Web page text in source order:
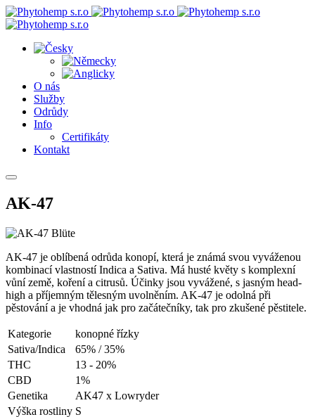
O nás
Služby
Odrůdy
Info
Certifikáty
Kontakt
AK-47
AK-47 je oblíbená odrůda konopí, která je známá svou vyváženou
kombinací vlastností Indica a Sativa. Má husté květy s komplexní
vůní země, koření a citrusů. Účinky jsou vyvážené, s jasným head-
high a příjemným tělesným uvolněním. AK-47 je odolná při
pěstování a je vhodná jak pro začátečníky, tak pro zkušené pěstitele.
Kategorie
konopné řízky
Sativa/Indica
65% / 35%
THC
13 - 20%
CBD
1%
Genetika
AK47 x Lowryder
Výška rostliny S